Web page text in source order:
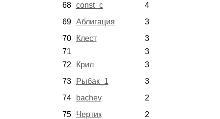
68
const_c
4
69
Аблигация
3
70
Клест
3
71
3
72
Крил
3
73
Рыбак_1
3
74
bachev
2
75
Чертик
2